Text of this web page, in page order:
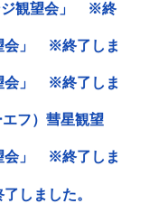
ジ観望会」 ※終
会」 ※終了しま
会」 ※終了しま
フ）彗星観望
会」 ※終了しま
しました。